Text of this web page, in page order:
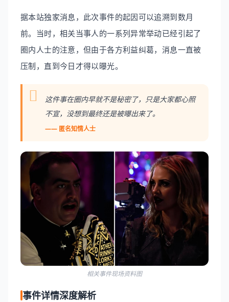
据本站独家消息，此次事件的起因可以追溯到数月
前。当时，相关当事人的一系列异常举动已经引起了
圈内人士的注意，但由于各方利益纠葛，消息一直被
压制，直到今日才得以曝光。
这件事在圈内早就不是秘密了，只是大家都心照
不宣，没想到最终还是被曝出来了。
—— 匿名知情人士
相关事件现场资料图
事件详情深度解析